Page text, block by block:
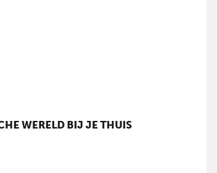
WERELD BIJ JE THUIS